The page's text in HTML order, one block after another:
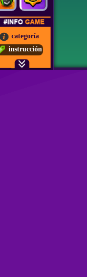
categoría
instrucción